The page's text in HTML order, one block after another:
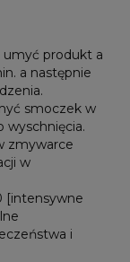
umyć produkt a
a następnie
smoczek w
wyschnięcia.
zmywarce
w
[intensywne
i